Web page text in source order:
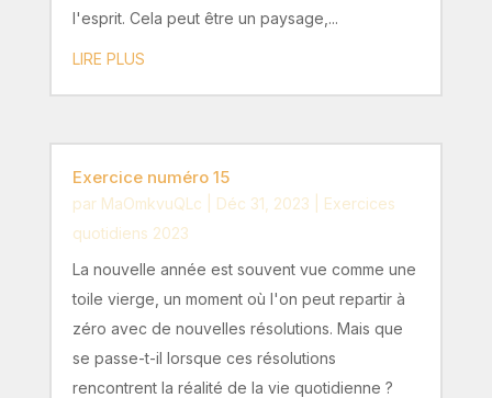
l'esprit. Cela peut être un paysage,...
LIRE PLUS
Exercice numéro 15
par MaOmkvuQLc Déc 31, 2023
Exercices
quotidiens 2023
La nouvelle année est souvent vue comme une
toile vierge, un moment où l'on peut repartir à
zéro avec de nouvelles résolutions. Mais que
se passe-t-il lorsque ces résolutions
rencontrent la réalité de la vie quotidienne ?